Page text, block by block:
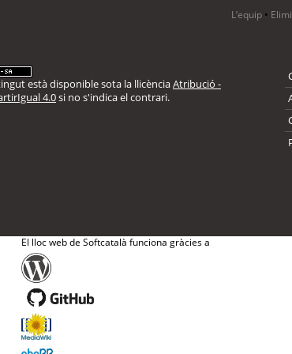
L’equip •
està disponible sota la llicènciaAtribució -
4.0si no s'indica el contrari.
El lloc web de Softcatalà funciona gràcies a